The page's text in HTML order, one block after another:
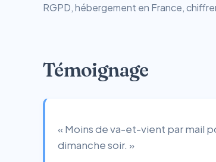
RGPD, hébergement en France,
Témoignage
« Moins de va-et-vient par mail
dimanche soir. »